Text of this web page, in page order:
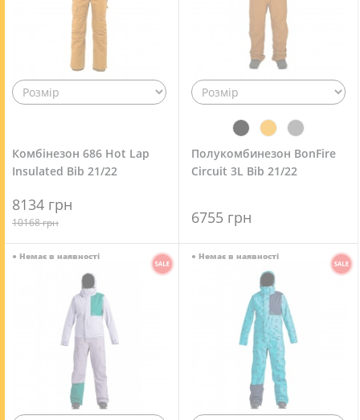
Комбінезон 686 Hot Lap
Insulated Bib 21/22
8134 грн
10168 грн
Полукомбинезон BonFire
Circuit 3L Bib 21/22
6755 грн
● Немає в наявності ● Немає в наявності